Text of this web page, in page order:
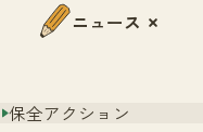
ニュース
保全アクション